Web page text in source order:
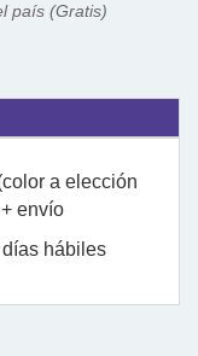
país (Gratis)
a elección
envío
días hábiles